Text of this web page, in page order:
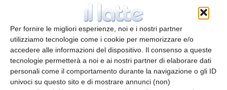
Per fornire le migliori esperienze, noi e i nostri partner
utilizziamo tecnologie come i cookie per memorizzare e/o
accedere alle informazioni del dispositivo. Il consenso a queste
tecnologie permetterà a noi e ai nostri partner di elaborare dati
personali come il comportamento durante la navigazione o gli ID
univoci su questo sito e di mostrare annunci (non)
Osservatorio MECSPE: le imprese
continuano a investire
Andrea Malambri 11 Novembre 2022
Leggi la rivista